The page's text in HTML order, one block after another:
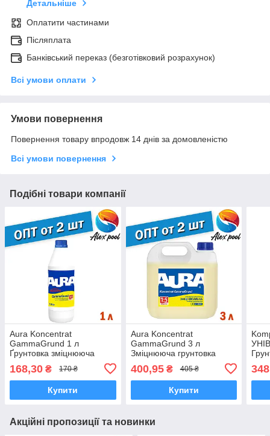
Детальніше
Оплатити частинами
Післяплата
Банківський переказ (безготівковий розрахунок)
Всі умови оплати
Умови повернення
Повернення товару впродовж 14 днів за домовленістю
Всі умови повернення
Подібні товари компанії
Aura Koncentrat
GammaGrund 1 л
Ґрунтовка зміцнююча
для внутрішніх і зовнішніх
робіт
168,30 ₴ 170 ₴
Купити
Aura Koncentrat
GammaGrund 3 л
Зміцнююча грунтовка
для внутрішніх і зовнішніх
робіт
400,95₴ 405 ₴
Купити
Акційні пропозиції та новинки